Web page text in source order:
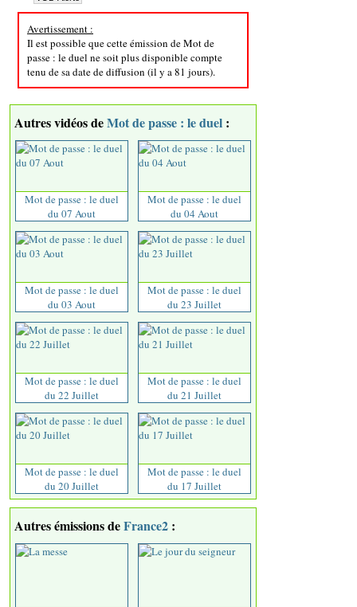
Avertissement :
Il est possible que cette émission de Mot de
passe : le duel ne soit plus disponible compte
tenu de sa date de diffusion (il y a 81 jours).
Autres vidéos deMot de passe : le duel :
Mot de passe : le duel
du 07 Aout
Mot de passe : le duel
du 04 Aout
Mot de passe : le duel
du 03 Aout
Mot de passe : le duel
du 23 Juillet
Mot de passe : le duel
du 22 Juillet
Mot de passe : le duel
du 21 Juillet
Mot de passe : le duel
du 20 Juillet
Mot de passe : le duel
du 17 Juillet
Autres émissions deFrance2 :